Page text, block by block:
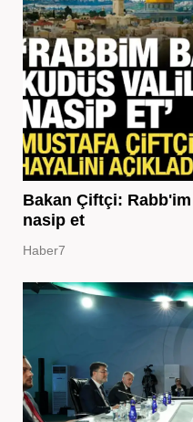
Bakan Çiftçi:
nasip et
Haber7